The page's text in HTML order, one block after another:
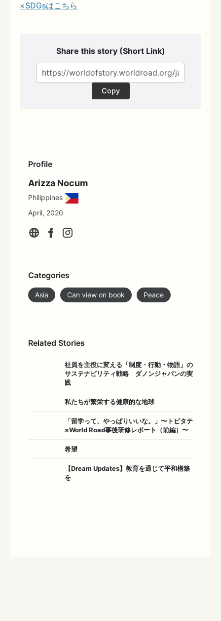
Profile
Arizza Nocum
Philippines
April, 2020
Categories
Asia Can view on book Peace
Related Stories
社員を主役に変える「制度・行動・物語」の
サステナビリティ戦略 ダノンジャパンの実
践
私たちが繁栄する健康的な地球
「留学って、やっぱりいいな。」〜トビタテ
×World Road事後研修レポート（前編）〜
希望
【Dream Updates】教育を通じて平和構築
を
×SDGsはこちら
Share this story (Short Link)
Copy